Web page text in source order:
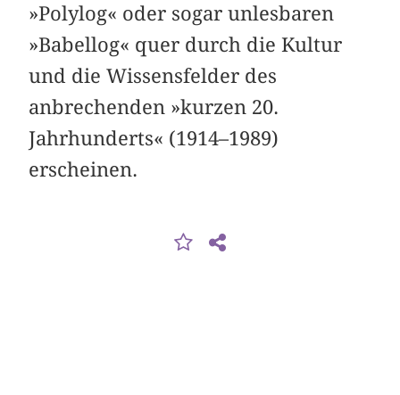
»Polylog« oder sogar unlesbaren
»Babellog« quer durch die Kultur
und die Wissensfelder des
anbrechenden »kurzen 20.
Jahrhunderts« (1914–1989)
erscheinen.